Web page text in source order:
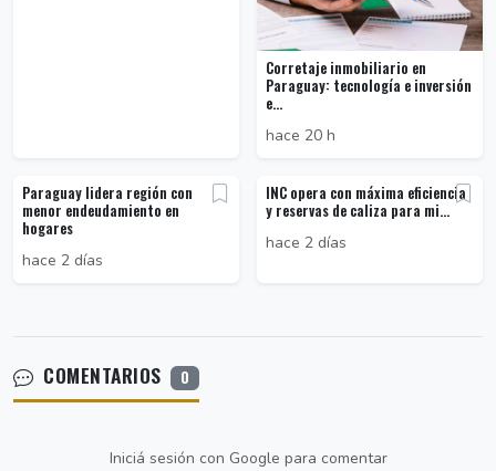
Corretaje inmobiliario en
Paraguay: tecnología e inversión
e...
hace 20 h
Paraguay lidera región con
menor endeudamiento en
hogares
hace 2 días
INC opera con máxima eficiencia
y reservas de caliza para mi...
hace 2 días
COMENTARIOS 0
Iniciá sesión con Google para comentar